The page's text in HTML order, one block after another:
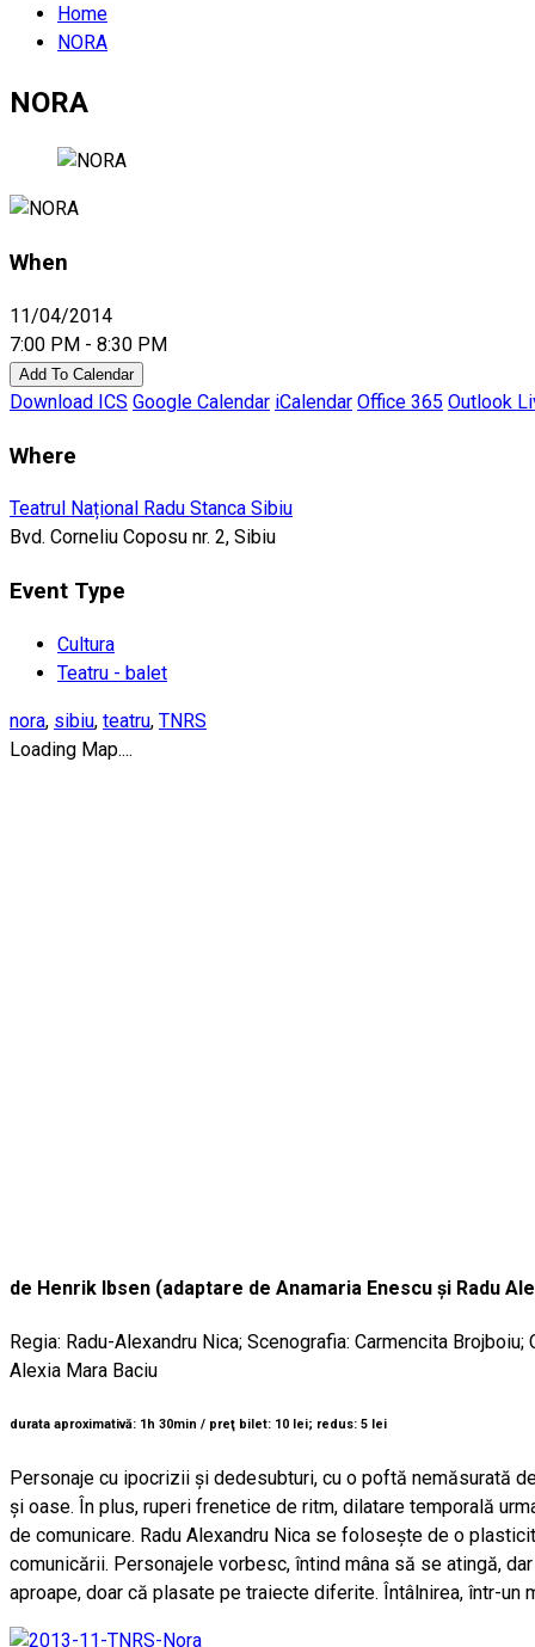
Home
NORA
NORA
When
11/04/2014
7:00 PM - 8:30 PM
Add To Calendar
Download ICS Google Calendar iCalendar Office 365 Outlook
Where
Teatrul Național Radu Stanca Sibiu
Bvd. Corneliu Coposu nr. 2, Sibiu
Event Type
Cultura
Teatru - balet
nora, sibiu, teatru, TNRS
Loading Map....
de Henrik Ibsen (adaptare de Anamaria Enescu şi Radu
Regia: Radu-Alexandru Nica; Scenografia: Carmencita
Alexia Mara Baciu
durata aproximativă: 1h 30min / preţ bilet: 10 lei; redus: 5 lei
Personaje cu ipocrizii şi dedesubturi, cu o poftă nemăsurată
şi oase. În plus, ruperi frenetice de ritm, dilatare temporală
de comunicare. Radu Alexandru Nica se foloseşte de o
comunicării. Personajele vorbesc, întind mâna să se atingă,
aproape, doar că plasate pe traiecte diferite. Întâlnirea, într-un